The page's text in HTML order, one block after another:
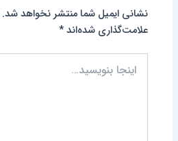
نشانی ایمیل شما منتشر نخواهد شد.
علامت‌گذاری شده‌اند*
بنویسید…